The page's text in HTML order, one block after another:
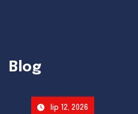
Blog
lip 12, 2026